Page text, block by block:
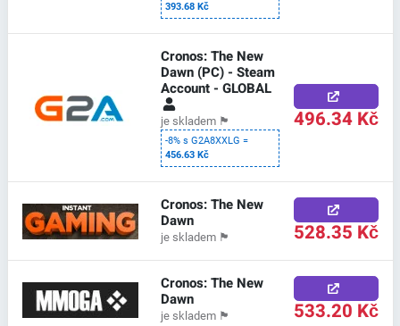
393.68 Kč
Cronos: The New
Dawn (PC) - Steam
Account - GLOBAL
je skladem 🏴
-8% s G2A8XXLG =
456.63 Kč
496.34 Kč
Cronos: The New
Dawn
je skladem 🏴 528.35 Kč
Cronos: The New
Dawn
je skladem 🏴 533.20 Kč